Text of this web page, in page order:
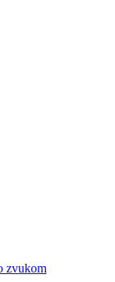
zvukom